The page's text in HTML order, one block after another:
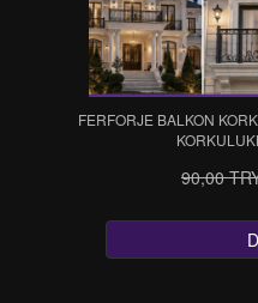
FERFORJE BALKON
90,00